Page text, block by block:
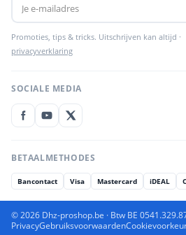
Promoties, tips & tricks. Uitschrijven kan altijd ·
privacyverklaring
SOCIALE MEDIA
BETAALMETHODES
Bancontact Visa Mastercard iDEAL
© 2026 Dhz-proshop.be · Btw BE
PrivacyGebruiksvoorwaarden